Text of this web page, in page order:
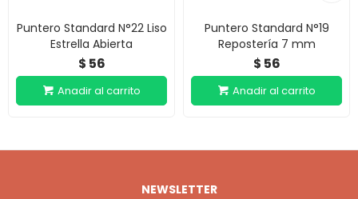
Puntero Standard N°22 Liso
Estrella Abierta
$ 56
Puntero Standard N°19
Repostería 7 mm
$ 56
NEWSLETTER